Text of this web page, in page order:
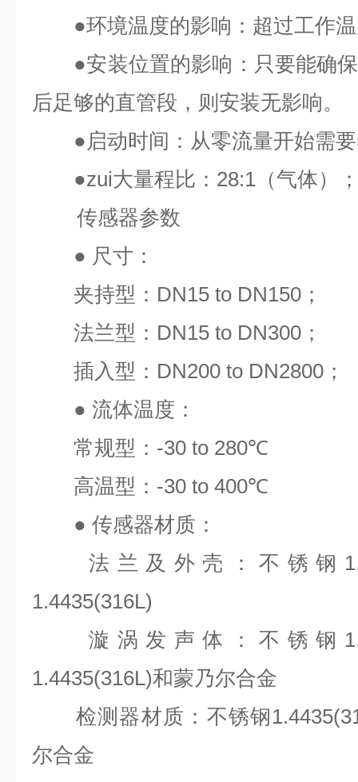
●环境温度的影响：超过工作
●安装位置的影响：只要能确
后足够的直管段，则安装无影响。
●启动时间：从零流量开始需要
●zui大量程比： 28:1 （气体）
传感器参数
● 尺寸：
夹持型： DN15 to DN150 ；
法兰型： DN15 to DN300 ；
插入型： DN200 to DN2800 ；
● 流体温度：
常规型： -30 to 280℃
高温型： -30 to 400℃
● 传感器材质：
法兰及外壳：不锈钢
1.4435(316L)
漩涡发声体：不锈钢
1.4435(316L)和蒙乃尔合金
检测器材质：不锈钢
尔合金